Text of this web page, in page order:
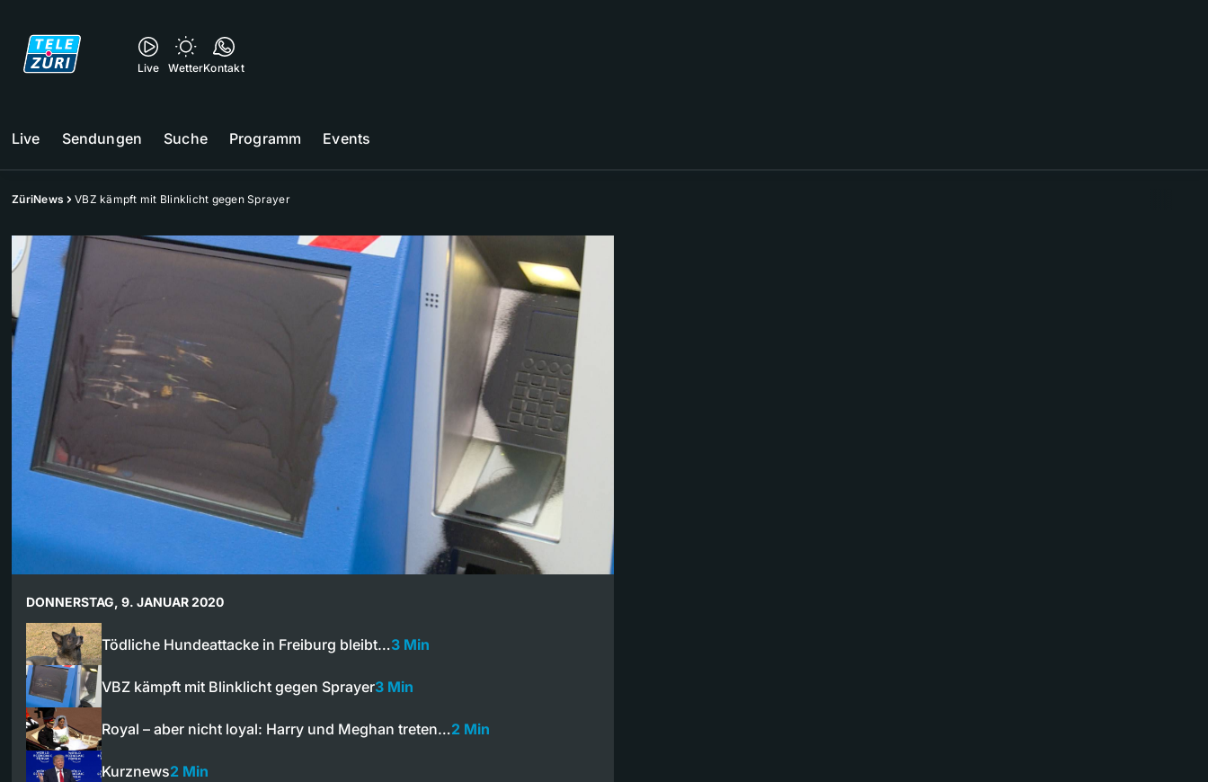
Live WetterKontakt
Live Sendungen Suche Programm Events
ZüriNews VBZ kämpft mit Blinklicht gegen Sprayer
DONNERSTAG, 9. JANUAR 2020
Tödliche Hundeattacke in Freiburg bleibt…3 Min
VBZ kämpft mit Blinklicht gegen Sprayer3 Min
Royal – aber nicht loyal: Harry und Meghan treten…2 Min
Kurznews2 Min